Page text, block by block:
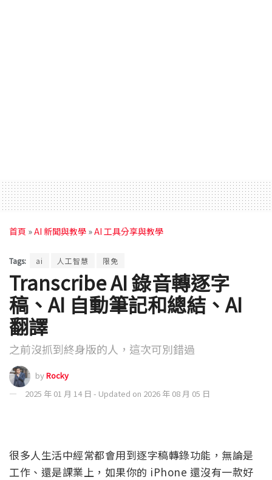
首頁 »AI 新聞與教學 »AI 工具分享與教學
Tags: ai 人工智慧 限免
Transcribe AI 錄音轉逐字
稿、AI 自動筆記和總結、AI
翻譯
之前沒抓到終身版的人，這次可別錯過
byRocky
2025 年 01 月 14 日 - Updated on 2026 年 08 月 05 日
很多人生活中經常都會用到逐字稿轉錄功能，無論是
工作、還是課業上，如果你的 iPhone 還沒有一款好